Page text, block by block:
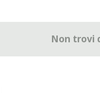
Non trovi